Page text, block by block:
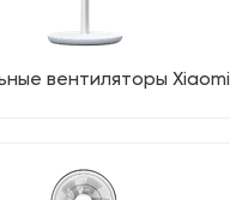
вентиляторы Xiaomi